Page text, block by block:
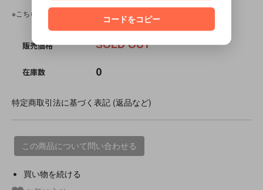
※こちらの商品は、中古・ヴィンテージ品です。
販売価格 SOLD OUT
在庫数 0
特定商取引法に基づく表記 (返品など)
この商品について問い合わせる
買い物を続ける
コードをコピー